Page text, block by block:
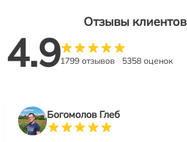
Отзывы клиентов
4.91799 отзывов 5358 оценок
Богомолов Глеб